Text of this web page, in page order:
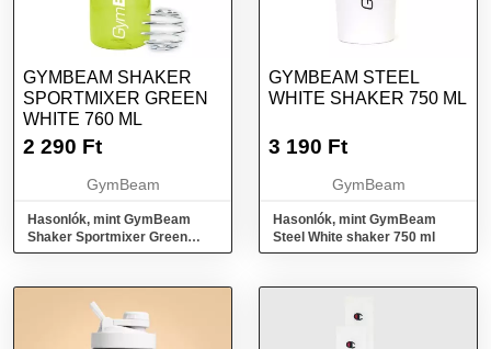
GYMBEAM SHAKER
SPORTMIXER GREEN
WHITE 760 ML
2 290 Ft
GymBeam
Hasonlók, mint GymBeam
Shaker Sportmixer Green
White 760 ml
GYMBEAM STEEL
WHITE SHAKER 750 ML
3 190 Ft
GymBeam
Hasonlók, mint GymBeam
Steel White shaker 750 ml